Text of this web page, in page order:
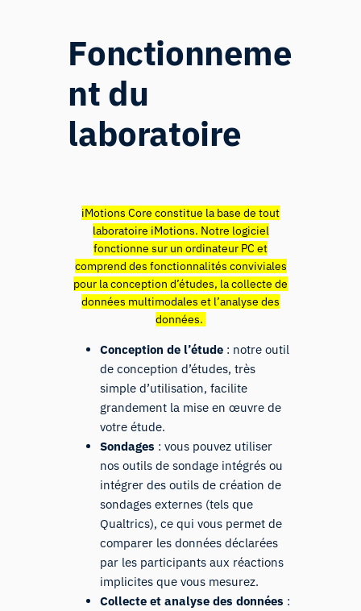
Fonctionneme
nt du
laboratoire
iMotions Core constitue la base de tout
laboratoire iMotions. Notre logiciel
fonctionne sur un ordinateur PC et
comprend des fonctionnalités conviviales
pour la conception d’études, la collecte de
données multimodales et l’analyse des
données.
Conception de l’étude : notre outil
de conception d’études, très
simple d’utilisation, facilite
grandement la mise en œuvre de
votre étude.
Sondages : vous pouvez utiliser
nos outils de sondage intégrés ou
intégrer des outils de création de
sondages externes (tels que
Qualtrics), ce qui vous permet de
comparer les données déclarées
par les participants aux réactions
implicites que vous mesurez.
Collecte et analyse des données :